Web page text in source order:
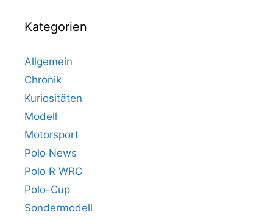
Kategorien
Allgemein
Chronik
Kuriositäten
Modell
Motorsport
Polo News
Polo R WRC
Polo-Cup
Sondermodell